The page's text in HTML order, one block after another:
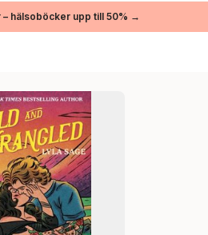
– hälsoböcker upp till 50% →